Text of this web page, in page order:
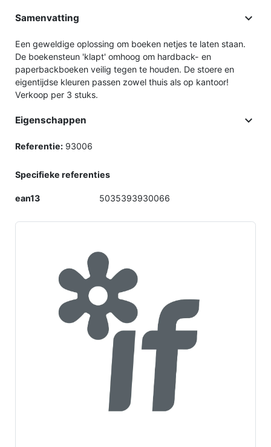
Samenvatting 
Een geweldige oplossing om boeken netjes te laten staan.
De boekensteun 'klapt' omhoog om hardback- en
paperbackboeken veilig tegen te houden. De stoere en
eigentijdse kleuren passen zowel thuis als op kantoor!
Verkoop per 3 stuks.
Eigenschappen 
Referentie: 93006
Specifieke referenties
ean13 5035393930066